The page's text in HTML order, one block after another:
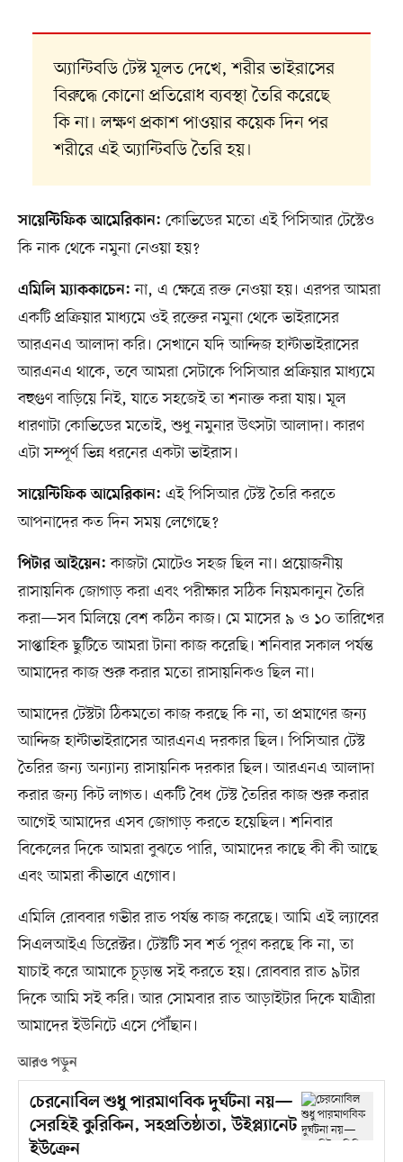
অ্যান্টিবডি টেস্ট মূলত দেখে, শরীর ভাইরাসের
বিরুদ্ধে কোনো প্রতিরোধ ব্যবস্থা তৈরি করেছে
কি না। লক্ষণ প্রকাশ পাওয়ার কয়েক দিন পর
শরীরে এই অ্যান্টিবডি তৈরি হয়।
সায়েন্টিফিক আমেরিকান: কোভিডের মতো এই পিসিআর টেস্টেও
কি নাক থেকে নমুনা নেওয়া হয়?
এমিলি ম্যাককাচেন: না, এ ক্ষেত্রে রক্ত নেওয়া হয়। এরপর আমরা
একটি প্রক্রিয়ার মাধ্যমে ওই রক্তের নমুনা থেকে ভাইরাসের
আরএনএ আলাদা করি। সেখানে যদি আন্দিজ হান্টাভাইরাসের
আরএনএ থাকে, তবে আমরা সেটাকে পিসিআর প্রক্রিয়ার মাধ্যমে
বহুগুণ বাড়িয়ে নিই, যাতে সহজেই তা শনাক্ত করা যায়। মূল
ধারণাটা কোভিডের মতোই, শুধু নমুনার উৎসটা আলাদা। কারণ
এটা সম্পূর্ণ ভিন্ন ধরনের একটা ভাইরাস।
সায়েন্টিফিক আমেরিকান: এই পিসিআর টেস্ট তৈরি করতে
আপনাদের কত দিন সময় লেগেছে?
পিটার আইয়েন: কাজটা মোটেও সহজ ছিল না। প্রয়োজনীয়
রাসায়নিক জোগাড় করা এবং পরীক্ষার সঠিক নিয়মকানুন তৈরি
করা—সব মিলিয়ে বেশ কঠিন কাজ। মে মাসের ৯ ও ১০ তারিখের
সাপ্তাহিক ছুটিতে আমরা টানা কাজ করেছি। শনিবার সকাল পর্যন্ত
আমাদের কাজ শুরু করার মতো রাসায়নিকও ছিল না।
আমাদের টেস্টটা ঠিকমতো কাজ করছে কি না, তা প্রমাণের জন্য
আন্দিজ হান্টাভাইরাসের আরএনএ দরকার ছিল। পিসিআর টেস্ট
তৈরির জন্য অন্যান্য রাসায়নিক দরকার ছিল। আরএনএ আলাদা
করার জন্য কিট লাগত। একটি বৈধ টেস্ট তৈরির কাজ শুরু করার
আগেই আমাদের এসব জোগাড় করতে হয়েছিল। শনিবার
বিকেলের দিকে আমরা বুঝতে পারি, আমাদের কাছে কী কী আছে
এবং আমরা কীভাবে এগোব।
এমিলি রোববার গভীর রাত পর্যন্ত কাজ করেছে। আমি এই ল্যাবের
সিএলআইএ ডিরেক্টর। টেস্টটি সব শর্ত পূরণ করছে কি না, তা
যাচাই করে আমাকে চূড়ান্ত সই করতে হয়। রোববার রাত ৯টার
দিকে আমি সই করি। আর সোমবার রাত আড়াইটার দিকে যাত্রীরা
আমাদের ইউনিটে এসে পৌঁছান।
আরও পড়ুন
চেরনোবিল শুধু পারমাণবিক দুর্ঘটনা নয়—
সেরহিই কুরিকিন, সহপ্রতিষ্ঠাতা, উইপ্ল্যানেট
ইউক্রেন